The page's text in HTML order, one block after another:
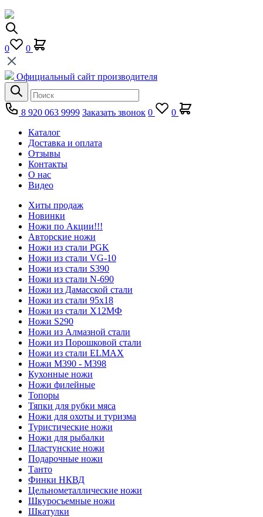
0 0
Официальный сайт производителя
8 920 063 9999 Заказать звонок 0
0
Каталог
Доставка и оплата
Отзывы
Контакты
О нас
Видео
Хиты продаж
Новинки
Ножи по Акции!!!
Авторские ножи
Ножи из стали PGK
Ножи из стали VG-10
Ножи из стали S390
Ножи из стали N-690
Ножи из Дамасской стали
Ножи из стали 95х18
Ножи из стали Х12МФ
Ножи S290
Ножи из Алмазной стали
Ножи из Порошковой стали
Ножи из стали ELMAX
Ножи М390 - М398
Кухонные ножи
Ножи филейные
Топоры
Тяпки для рубки мяса
Ножи для охоты и туризма
Туристические ножи
Ножи для рыбалки
Пластунские ножи
Подарочные ножи
Танто
Финки НКВД
Цельнометаллические ножи
Шкуросъемные ножи
Шкатулки